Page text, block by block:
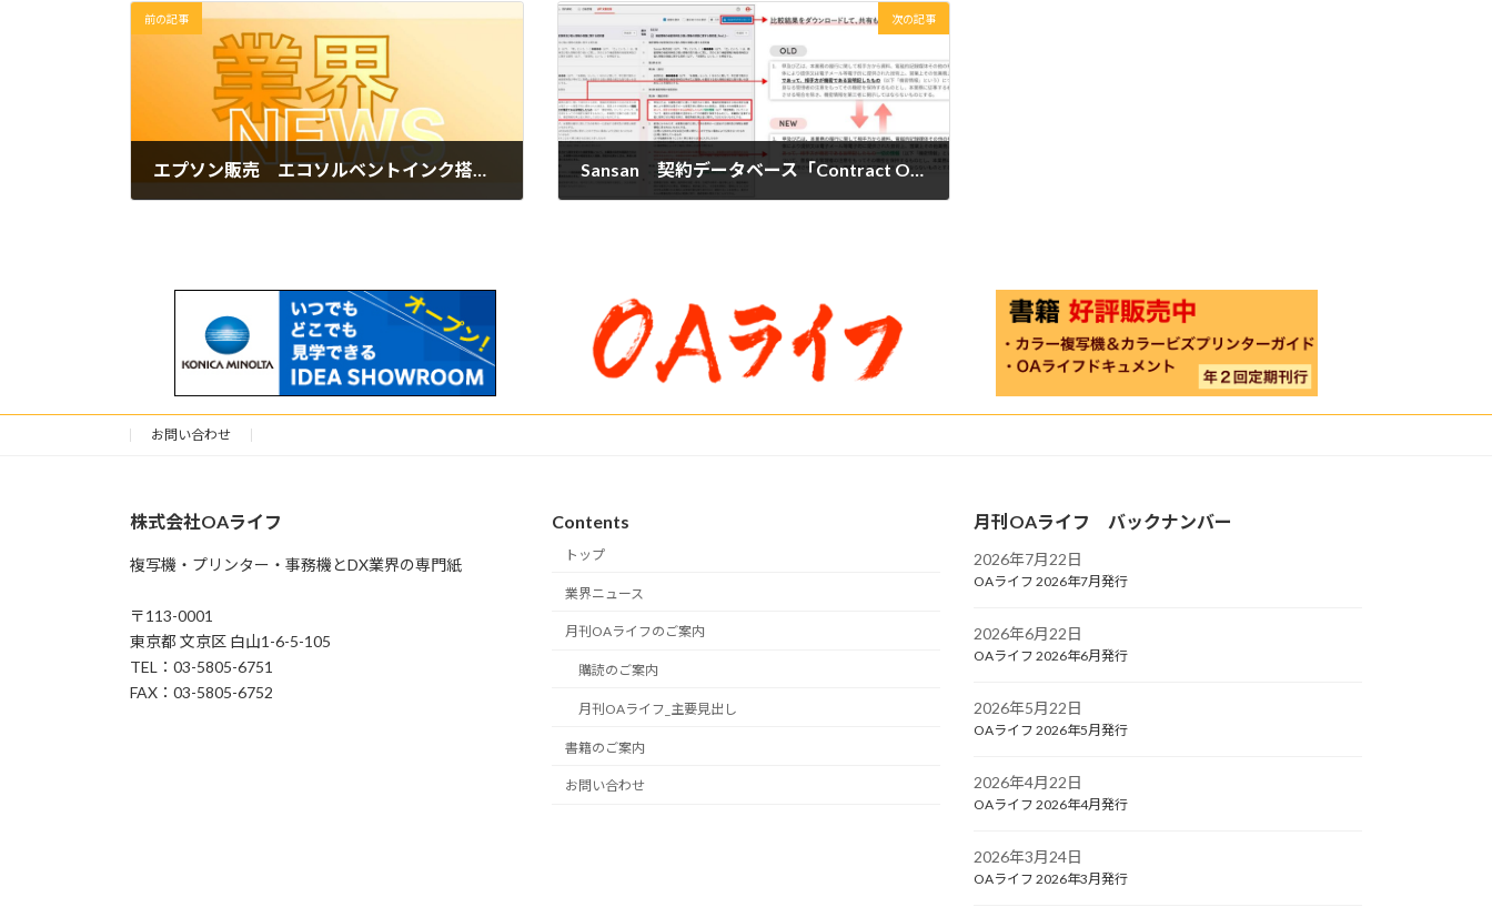
前の記事
エプソン販売 エコソルベントインク搭載プリンター「SC-S9150」を販売開始
次の記事
Sansan 契約データベース「Contract One」が文書比較機能を実装
お問い合わせ
株式会社OAライフ
複写機・プリンター・事務機とDX業界の専門紙
〒113-0001
東京都 文京区 白山1-6-5-105
TEL：03-5805-6751
FAX：03-5805-6752
Contents
トップ
業界ニュース
月刊OAライフのご案内
購読のご案内
月刊OAライフ_主要見出し
書籍のご案内
お問い合わせ
月刊OAライフ バックナンバー
2026年7月22日
OAライフ 2026年7月発行
2026年6月22日
OAライフ 2026年6月発行
2026年5月22日
OAライフ 2026年5月発行
2026年4月22日
OAライフ 2026年4月発行
2026年3月24日
OAライフ 2026年3月発行